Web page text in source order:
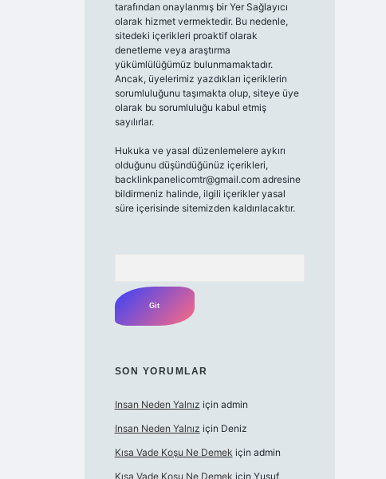
tarafından onaylanmış bir Yer Sağlayıcı
olarak hizmet vermektedir. Bu nedenle,
sitedeki içerikleri proaktif olarak
denetleme veya araştırma
yükümlülüğümüz bulunmamaktadır.
Ancak, üyelerimiz yazdıkları içeriklerin
sorumluluğunu taşımakta olup, siteye üye
olarak bu sorumluluğu kabul etmiş
sayılırlar.
Hukuka ve yasal düzenlemelere aykırı
olduğunu düşündüğünüz içerikleri,
backlinkpanelicomtr@gmail.comadresine
bildirmeniz halinde, ilgili içerikler yasal
süre içerisinde sitemizden kaldırılacaktır.
SON YORUMLAR
Insan Neden Yalnız için admin
Insan Neden Yalnız için Deniz
Kısa Vade Koşu Ne Demek için admin
Kısa Vade Koşu Ne Demek için Yusuf